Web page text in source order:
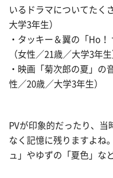
いるドラマについてたく
大学3年生）
・タッキー＆翼の「Ho
（女性／21歳／大学3年生
・映画「菊次郎の夏」の
性／20歳／大学3年生）
PVが印象的だったり、当
なく記憶に残りますよね
ュ」やゆずの「夏色」な